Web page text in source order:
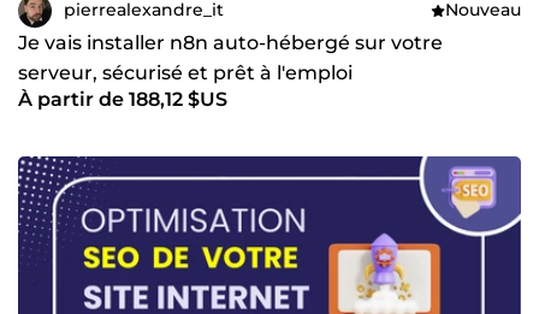
pierrealexandre_it Nouveau
Je vais installer n8n auto-hébergé sur votre
serveur, sécurisé et prêt à l'emploi
À partir de 188,12 $US